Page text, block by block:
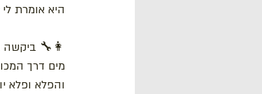
היא אומרת
👩‍🔧 ביקשה
מים דרך
והפלא ופלא